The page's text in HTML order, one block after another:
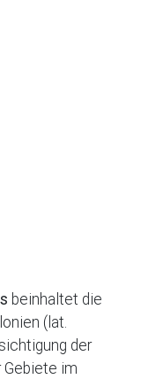
beinhaltet die
(lat.
der
Gebiete im